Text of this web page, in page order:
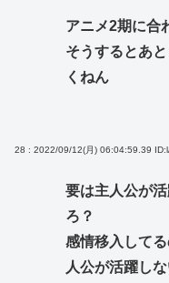
アニメ2期に合
そうするとあ
くねん
28 : 2022/09/12(月) 06:04:59.39
要は主人公が
ろ？
感情移入して
人公が活躍し